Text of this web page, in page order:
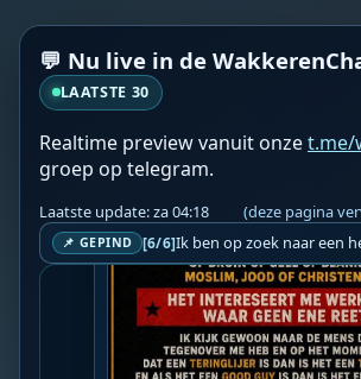
💬 Nu live in de
LAATSTE 30
Realtime preview vanuit onzet.me/
groep op telegram.
Laatste update: za 04:18 (deze pagina
📌 GEPIND [6/6]